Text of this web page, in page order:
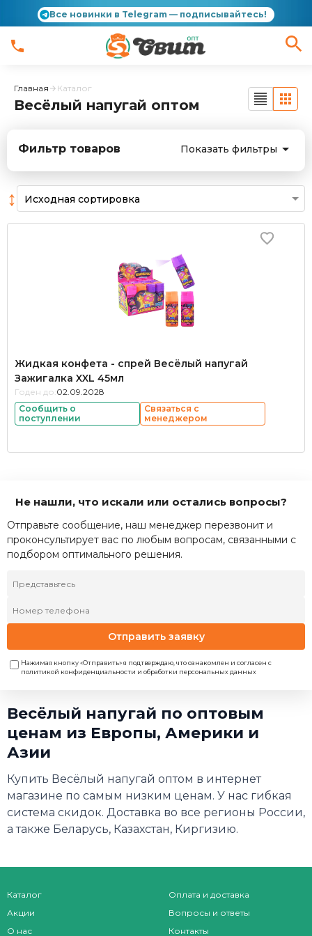
Все новинки в Telegram — подписывайтесь!
Главная Каталог
Весёлый напугай оптом
Фильтр товаров Показать фильтры
↕
Жидкая конфета - спрей Весёлый напугай
Зажигалка XXL 45мл
Годен до: 02.09.2028
Сообщить о
поступлении
Связаться с
менеджером
Не нашли, что искали или остались вопросы?
Отправьте сообщение, наш менеджер перезвонит и
проконсультирует вас по любым вопросам, связанными с
подбором оптимального решения.
Отправить заявку
Нажимая кнопку «Отправить» я подтверждаю, что ознакомлен и согласен с
политикой конфиденциальности и обработки персональных данных
Весёлый напугай по оптовым
ценам из Европы, Америки и
Азии
Купить Весёлый напугай оптом в интернет
магазине по самым низким ценам. У нас гибкая
система скидок. Доставка во все регионы России,
а также Беларусь, Казахстан, Киргизию.
Каталог
Акции
О нас
Оплата и доставка
Вопросы и ответы
Контакты